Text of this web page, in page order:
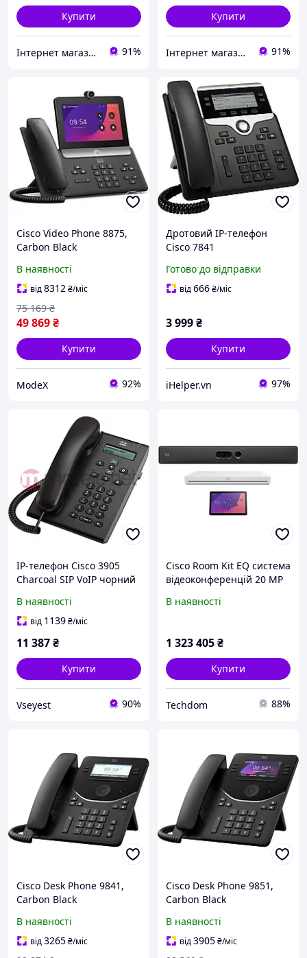
Купити
Інтернет магазин «Tovara.net» 91%
Купити
Інтернет магазин «Tovara.net» 91%
Cisco Video Phone 8875,
Carbon Black
В наявності
від8312₴/міс
49 869₴
75 169 ₴
Купити
ModeX 92%
Дротовий IP-телефон
Cisco 7841
Готово до відправки
від666₴/міс
3 999₴
Купити
iHelper.vn 97%
IP-телефон Cisco 3905
Charcoal SIP VoIP чорний
В наявності
від 1139₴/міс
11 387₴
Купити
Vseyest 90%
Cisco Room Kit EQ система
відеоконференцій 20 MP
В наявності
1 323 405₴
Купити
Techdom 88%
Cisco Desk Phone 9841,
Carbon Black
В наявності
від3265₴/міс
Cisco Desk Phone 9851,
Carbon Black
В наявності
від3905₴/міс